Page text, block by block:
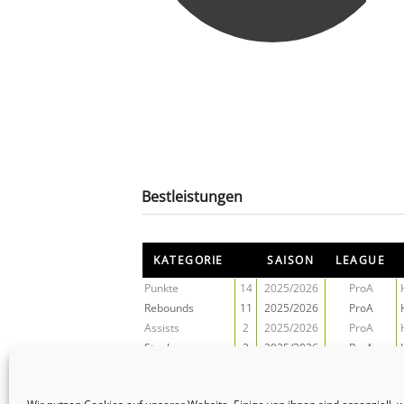
Bestleistungen
KATEGORIE SAISON
LEAGUE
Punkte
14 2025/2026 ProA
Rebounds
11 2025/2026 ProA
Assists
2 2025/2026 ProA
Steals
2 2025/2026 ProA